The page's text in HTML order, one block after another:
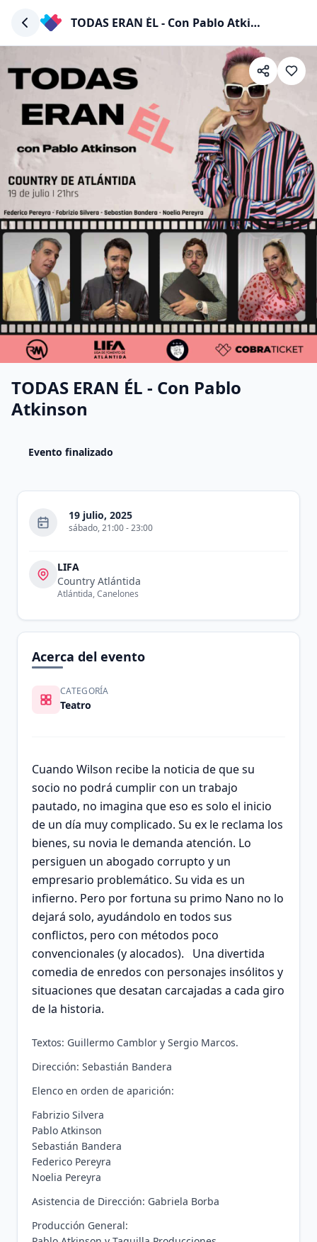
TODAS ERAN ÉL - Con Pablo Atkinson
TODAS ERAN ÉL - Con Pablo
Atkinson
Evento finalizado
19 julio, 2025
sábado,21:00-23:00
LIFA
Country Atlántida
Atlántida,Canelones
Acerca del evento
CATEGORÍA
Teatro
Cuando Wilson recibe la noticia de que su
socio no podrá cumplir con un trabajo
pautado, no imagina que eso es solo el inicio
de un día muy complicado. Su ex le reclama los
bienes, su novia le demanda atención. Lo
persiguen un abogado corrupto y un
empresario problemático. Su vida es un
infierno. Pero por fortuna su primo Nano no lo
dejará solo, ayudándolo en todos sus
conflictos, pero con métodos poco
convencionales (y alocados). Una divertida
comedia de enredos con personajes insólitos y
situaciones que desatan carcajadas a cada giro
de la historia.
Textos: Guillermo Camblor y Sergio Marcos.
Dirección: Sebastián Bandera
Elenco en orden de aparición:
Fabrizio Silvera
Pablo Atkinson
Sebastián Bandera
Federico Pereyra
Noelia Pereyra
Asistencia de Dirección: Gabriela Borba
Producción General: